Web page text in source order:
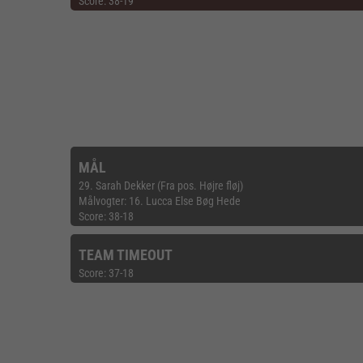
MÅL
29. Sarah Dekker (Fra pos. Højre fløj)
Målvogter: 16. Lucca Else Bøg Hede
Score: 38-18
TEAM TIMEOUT
Score: 37-18